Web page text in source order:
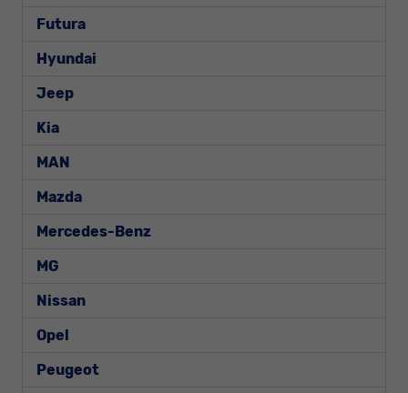
Futura
Hyundai
Jeep
Kia
MAN
Mazda
Mercedes-Benz
MG
Nissan
Opel
Peugeot